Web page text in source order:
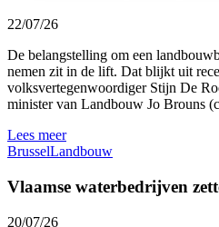
22/07/26
De belangstelling om een
nemen zit in de lift. Dat blijkt uit
volksvertegenwoordiger Stijn De
minister van Landbouw Jo Brouns
Lees meer
BrusselLandbouw
Vlaamse waterbedrijven
20/07/26